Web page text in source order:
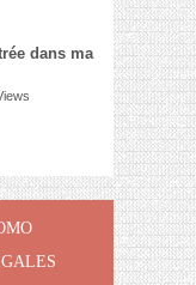
dans ma